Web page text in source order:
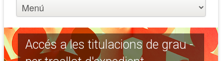
Accés a les titulacions de grau -